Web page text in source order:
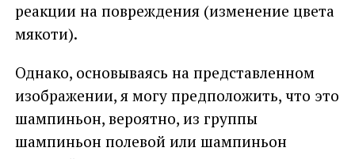
реакции на повреждения (изменение цвета
мякоти).
Однако, основываясь на представленном
изображении, я могу предположить, что это
шампиньон, вероятно, из группы
шампиньон полевой или шампиньон